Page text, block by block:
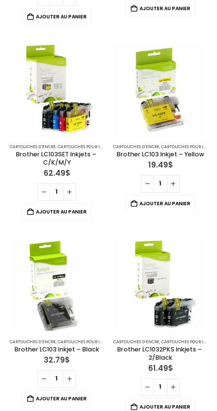
AJOUTER AU PANIER
AJOUTER AU PANIER
CARTOUCHES D’ENCRE,CARTOUCHES POUR IMPRIMANTES BROTHER ,IMPRIMANTE JET D'ENCRE
Brother LC103SET Inkjets –
C/K/M/Y
62.49$
AJOUTER AU PANIER
CARTOUCHES D’ENCRE,CARTOUCHES POUR IMPRIMANTES BROTHER
Brother LC103 Inkjet – Yellow
19.49$
AJOUTER AU PANIER
CARTOUCHES D’ENCRE,CARTOUCHES POUR IMPRIMANTES BROTHER ,IMPRIMANTE JET D'ENCRE
Brother LC103 Inkjet – Black
32.79$
AJOUTER AU PANIER
CARTOUCHES D’ENCRE,CARTOUCHES POUR IMPRIMANTES BROTHER
Brother LC1032PKS Inkjets –
2/Black
61.49$
AJOUTER AU PANIER